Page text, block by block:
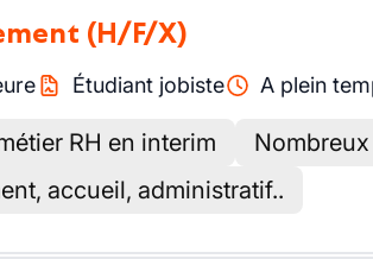
(H/F/X)
Étudiant jobiste A plein
RH en interim
accueil, administratif..